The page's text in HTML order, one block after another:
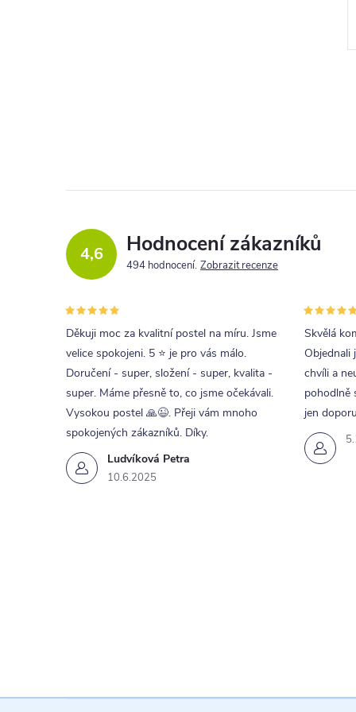
r
v
k
y
ý
4,6 Hodnocení zákazníků
494 hodnocení Zobrazit recenze
Ludvíková Petra
10.6.2025
Děkuji moc za kvalitní postel na míru. Jsme
velice spokojeni. 5 ⭐ je pro vás málo.
Doručení - super, složení - super, kvalita -
super. Máme přesně to, co jsme očekávali.
Vysokou postel 🙏😉. Přeji vám mnoho
spokojených zákazníků. Díky.
Skvělá
Objednali
chvíli a
pohodlně
jen